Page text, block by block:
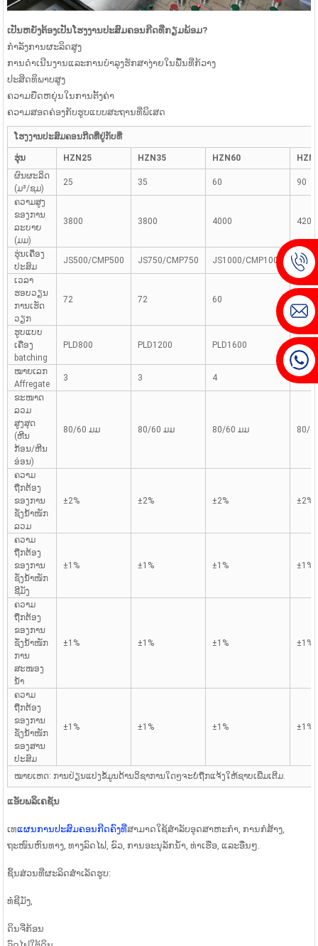
ເປັນຫຍັງຕ້ອງເປັນໂຮງງານປະສົມຄອນກີດທີ່ກຽມພ້ອມ?
ກຳລັງການຜະລິດສູງ
ການດໍາເນີນງານແລະການບໍາລຸງຮັກສາງ່າຍໃນພື້ນທີ່ກ້ວາງ
ປະສິດທິພາບສູງ
ຄວາມຍືດຫຍຸ່ນໃນການຕັ້ງຄ່າ
ຄວາມສອດຄ່ອງກັບຮູບແບບສະຖານທີ່ພິເສດ
ໂຮງງານປະສົມຄອນກີດທີ່ຢູ່ກັບທີ່
ຮຸ່ນ HZN25 HZN35 HZN60
ຜົນຜະລິດ
(ມ³/ຊມ)
25 35 60
90
ຄວາມສູງ
ຂອງການ
ລະບາຍ
(ມມ)
3800 3800 4000 4200
ຮຸ່ນເຄື່ອງ
ປະສົມ
JS500/CMP500 JS750/CMP750 JS1000/CMP1000
ເວລາ
ຮອບວຽນ
ການເຮັດ
ວຽກ
72 72 60 60
ຮູບແບບ
ເຄື່ອງ
batching
PLD800 PLD1200 PLD1600
ໝາຍເລກ
Affregate
3 3 4
4
ຂະໜາດ
ລວມ
ສູງສຸດ
(ຫີນ
ກ້ອນ/ຫີນ
ອ່ອນ)
80/60 ມມ 80/60 ມມ 80/60 ມມ 80/
ຄວາມ
ຖືກຕ້ອງ
ຂອງການ
ຊັ່ງນໍ້າໜັກ
ລວມ
±2% ±2% ±2% ±2%
ຄວາມ
ຖືກຕ້ອງ
ຂອງການ
ຊັ່ງນໍ້າໜັກ
ຊີມັງ
±1% ±1% ±1% ±1%
ຄວາມ
ຖືກຕ້ອງ
ຂອງການ
ຊັ່ງນໍ້າໜັກ
ການ
ສະໜອງ
ນໍ້າ
±1% ±1% ±1% ±1%
ຄວາມ
ຖືກຕ້ອງ
ຂອງການ
ຊັ່ງນໍ້າໜັກ
ຂອງສານ
ປະສົມ
±1% ±1% ±1% ±1%
ໝາຍເຫດ: ການປ່ຽນແປງຂໍ້ມູນດ້ານວິຊາການໃດໆຈະບໍ່ຖືກແຈ້ງໃຫ້ຊາບເພີ່ມເຕີມ.
ແອັບພລິເຄຊັນ
ເທແຜນການປະສົມຄອນກີດຄົງທີ່ສາມາດໃຊ້ສໍາລັບອຸດສາຫະກໍາ, ການກໍ່ສ້າງ,
ຖະໜົນຫົນທາງ, ທາງລົດໄຟ, ຂົວ, ການອະນຸລັກນໍ້າ, ທ່າເຮືອ, ແລະອື່ນໆ.
ຊິ້ນສ່ວນທີ່ຜະລິດສຳເລັດຮູບ:
ທໍ່ຊີມັງ,
ດິນຈີ່ກ້ອນ